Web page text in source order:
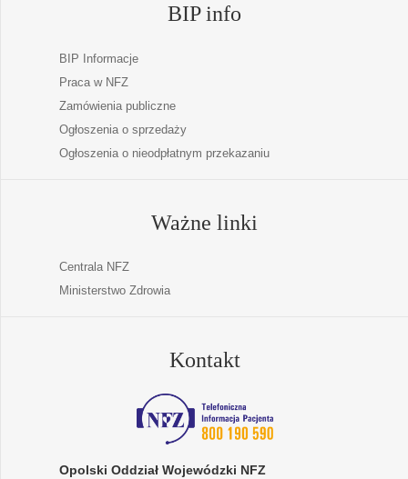
BIP info
BIP Informacje
Praca w NFZ
Zamówienia publiczne
Ogłoszenia o sprzedaży
Ogłoszenia o nieodpłatnym przekazaniu
Ważne linki
Centrala NFZ
Ministerstwo Zdrowia
Kontakt
Opolski Oddział Wojewódzki NFZ